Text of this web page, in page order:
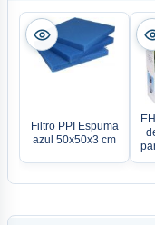
Filtro PPI Espuma
azul 50x50x3 cm